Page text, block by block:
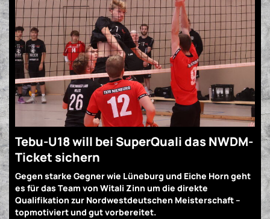
Tebu-U18 will bei SuperQuali das NWDM-
Ticket sichern
Gegen starke Gegner wie Lüneburg und Eiche Horn geht
es für das Team von Witali Zinn um die direkte
Qualifikation zur Nordwestdeutschen Meisterschaft –
topmotiviert und gut vorbereitet.